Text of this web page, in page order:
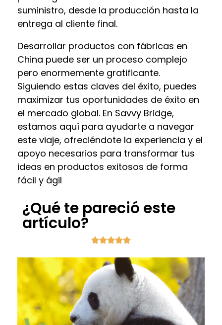
suministro, desde la producción hasta la
entrega al cliente final.
Desarrollar productos con fábricas en
China puede ser un proceso complejo
pero enormemente gratificante.
Siguiendo estas claves del éxito, puedes
maximizar tus oportunidades de éxito en
el mercado global. En Savvy Bridge,
estamos aquí para ayudarte a navegar
este viaje, ofreciéndote la experiencia y el
apoyo necesarios para transformar tus
ideas en productos exitosos de forma
fácil y ágil
¿Qué te pareció este
artículo?